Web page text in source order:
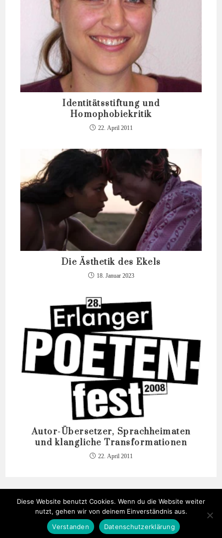
Identitätsstiftung und
Homophobiekritik
22. April 2011
Die Ästhetik des Ekels
18. Januar 2023
Autor-Übersetzer, Sprachheimaten
und klangliche Transformationen
22. April 2011
Diese Website benutzt Cookies. Wenn du die Website weiter
nutzt, gehen wir von deinem Einverständnis aus.
Verstanden
Datenschutzerklärung